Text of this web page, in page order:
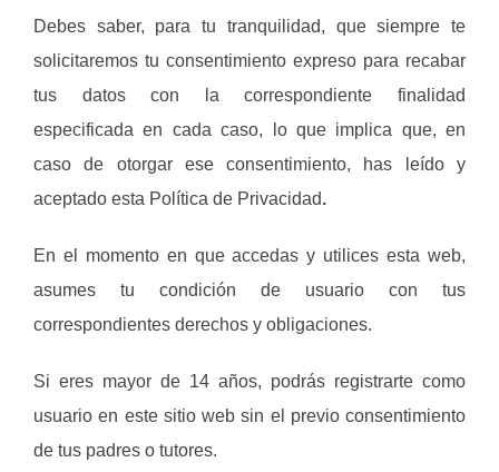
Debes saber, para tu tranquilidad, que siempre te
solicitaremos tu consentimiento expreso para recabar
tus datos con la correspondiente finalidad
especificada en cada caso, lo que implica que, en
caso de otorgar ese consentimiento, has leído y
aceptado esta Política de Privacidad.
En el momento en que accedas y utilices esta web,
asumes tu condición de usuario con tus
correspondientes derechos y obligaciones.
Si eres mayor de 14 años, podrás registrarte como
usuario en este sitio web sin el previo consentimiento
de tus padres o tutores.